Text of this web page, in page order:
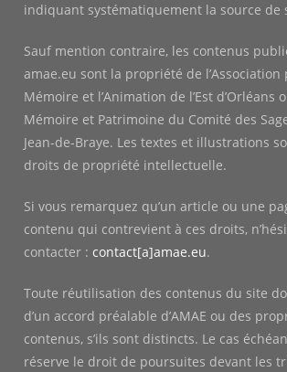
indiquant systématiquement la source de
Sauf mention contraire, les contenus
amae.eu sont la propriété de l’Association
Mémoire et l’Animation de l’Est d’Orléans
Mémoire et Patrimoine du Comité des
Jean-de-Braye. Les textes et illustrations
droits de propriété intellectuelle.
Si vous remarquez qu’un article ou une
contenu qui contrevient à ces droits,
contacter :contact[a]amae.eu.
Toute réutilisation des contenus du site
d’un accord préalable d’AMAE ou des
contenus, s’ils sont distincts. Le cas
réserve le droit de poursuites devant les